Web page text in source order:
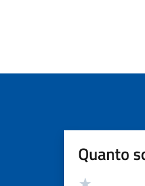
Quanto
Valutazione